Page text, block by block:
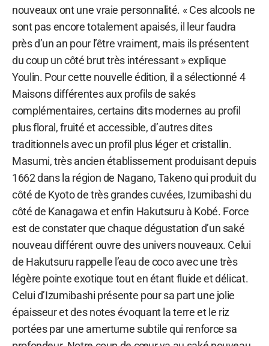
nouveaux ont une vraie personnalité. « Ces alcools ne
sont pas encore totalement apaisés, il leur faudra
près d’un an pour l’être vraiment, mais ils présentent
du coup un côté brut très intéressant » explique
Youlin. Pour cette nouvelle édition, il a sélectionné 4
Maisons différentes aux profils de sakés
complémentaires, certains dits modernes au profil
plus floral, fruité et accessible, d’autres dites
traditionnels avec un profil plus léger et cristallin.
Masumi, très ancien établissement produisant depuis
1662 dans la région de Nagano, Takeno qui produit du
côté de Kyoto de très grandes cuvées, Izumibashi du
côté de Kanagawa et enfin Hakutsuru à Kobé. Force
est de constater que chaque dégustation d’un saké
nouveau différent ouvre des univers nouveaux. Celui
de Hakutsuru rappelle l’eau de coco avec une très
légère pointe exotique tout en étant fluide et délicat.
Celui d’Izumibashi présente pour sa part une jolie
épaisseur et des notes évoquant la terre et le riz
portées par une amertume subtile qui renforce sa